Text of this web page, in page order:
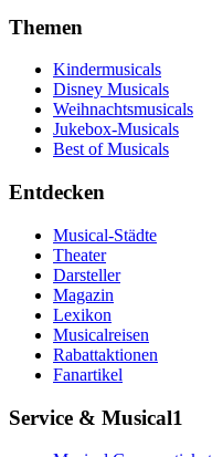
Themen
Kindermusicals
Disney Musicals
Weihnachtsmusicals
Jukebox-Musicals
Best of Musicals
Entdecken
Musical-Städte
Theater
Darsteller
Magazin
Lexikon
Musicalreisen
Rabattaktionen
Fanartikel
Service & Musical1